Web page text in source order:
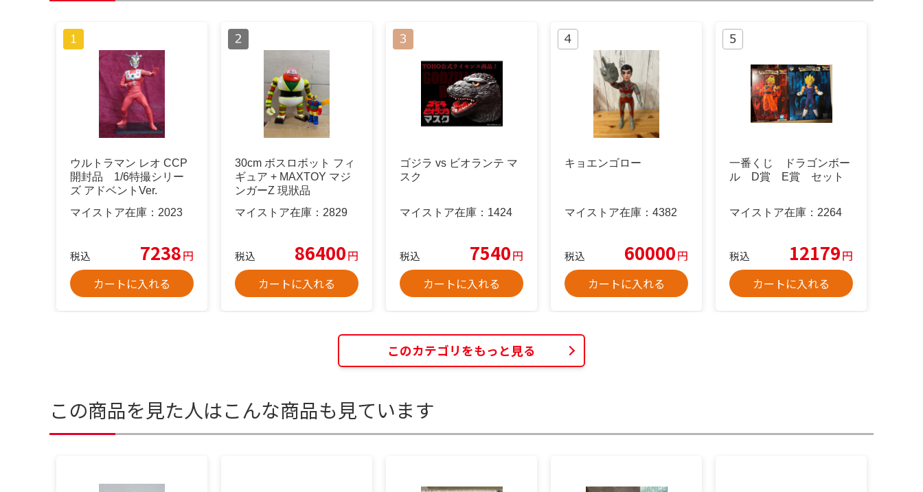
ウルトラマン レオ CCP
開封品 1/6特撮シリー
ズ アドベントVer.
マイストア在庫： 2023
税込 7238円
カートに入れる
30cm ボスロボット フィ
ギュア + MAXTOY マジ
ンガーZ 現狀品
マイストア在庫： 2829
税込 86400円
カートに入れる
ゴジラ vs ビオランテ マ
スク
マイストア在庫： 1424
税込 7540円
カートに入れる
キョエンゴロー
マイストア在庫： 4382
税込 60000円
カートに入れる
一番くじ ドラゴンボー
ル D賞 E賞 セット
マイストア在庫： 2264
税込 12179円
カートに入れる
このカテゴリをもっと見る
この商品を見た人はこんな商品も見ています